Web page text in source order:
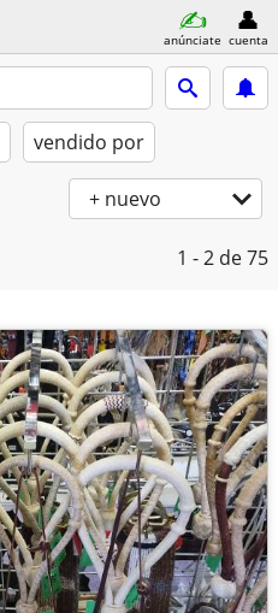
anúnciate cuenta
vendido por
+ nuevo
1 - 2 de 75